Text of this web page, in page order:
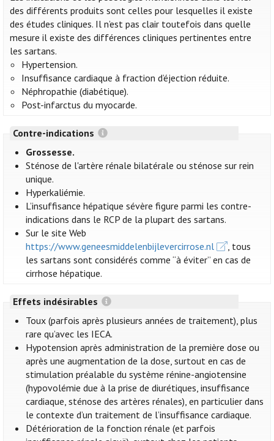
des différents produits sont celles pour lesquelles il existe
des études cliniques. Il n’est pas clair toutefois dans quelle
mesure il existe des différences cliniques pertinentes entre
les sartans.
Hypertension.
Insuffisance cardiaque à fraction d’éjection réduite.
Néphropathie (diabétique).
Post-infarctus du myocarde.
Contre-indications
Grossesse.
Sténose de l'artère rénale bilatérale ou sténose sur rein
unique.
Hyperkaliémie.
L’insuffisance hépatique sévère figure parmi les contre-
indications dans le RCP de la plupart des sartans.
Sur le site Web
https://www.geneesmiddelenbijlevercirrose.nl
, tous
les sartans sont considérés comme “à éviter” en cas de
cirrhose hépatique.
Effets indésirables
Toux (parfois après plusieurs années de traitement), plus
rare qu’avec les IECA.
Hypotension après administration de la première dose ou
après une augmentation de la dose, surtout en cas de
stimulation préalable du système rénine-angiotensine
(hypovolémie due à la prise de diurétiques, insuffisance
cardiaque, sténose des artères rénales), en particulier dans
le contexte d’un traitement de l’insuffisance cardiaque.
Détérioration de la fonction rénale (et parfois